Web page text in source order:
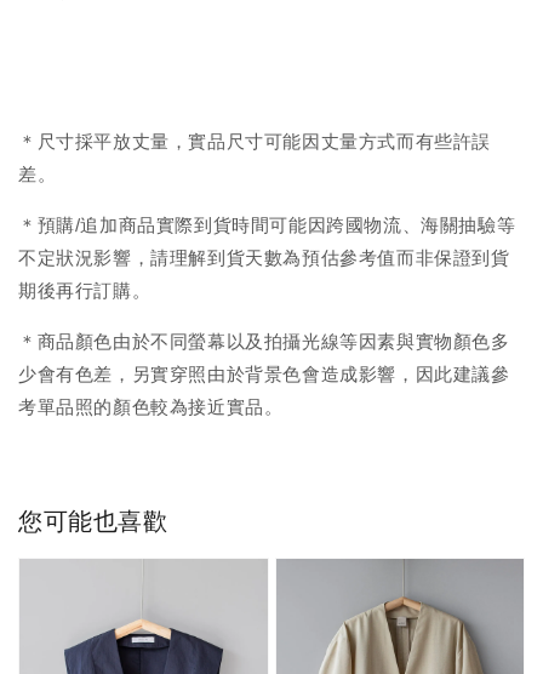
＊尺寸採平放丈量，實品尺寸可能因丈量方式而有些許誤
差。
＊預購/追加商品實際到貨時間可能因跨國物流、海關抽驗等
不定狀況影響，請理解到貨天數為預估參考值而非保證到貨
期後再行訂購。
＊商品顏色由於不同螢幕以及拍攝光線等因素與實物顏色多
少會有色差，另實穿照由於背景色會造成影響，因此建議參
考單品照的顏色較為接近實品。
您可能也喜歡